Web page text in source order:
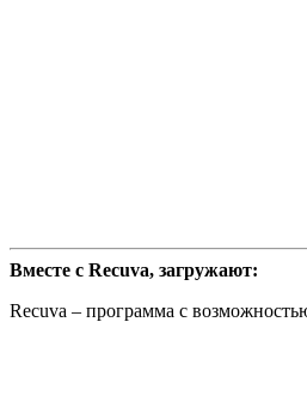
Вместе с Recuva, загружают:
Recuva – программа с